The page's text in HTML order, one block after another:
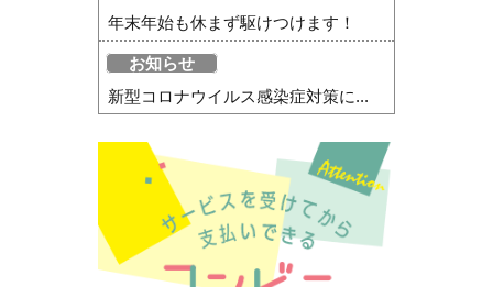
年末年始も休まず駆けつけます！
お知らせ
新型コロナウイルス感染症対策に...